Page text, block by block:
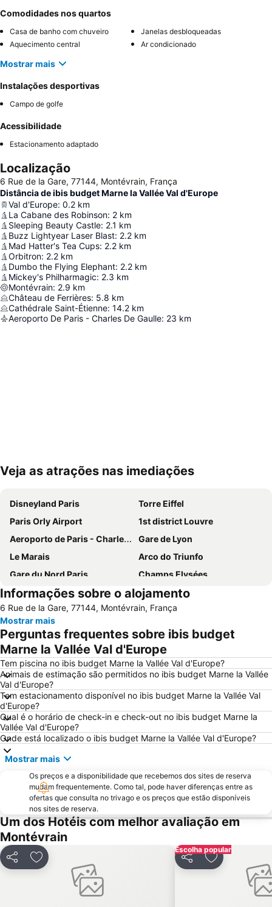
Comodidades nos quartos
Casa de banho com chuveiro
Janelas desbloqueadas
Aquecimento central
Ar condicionado
Mostrar mais
Instalações desportivas
Campo de golfe
Acessibilidade
Estacionamento adaptado
Localização
6 Rue de la Gare, 77144, Montévrain, França
Distância de ibis budget Marne la Vallée Val d'Europe
Val d'Europe: 0.2 km
La Cabane des Robinson: 2 km
Sleeping Beauty Castle: 2.1 km
Buzz Lightyear Laser Blast: 2.2 km
Mad Hatter's Tea Cups: 2.2 km
Orbitron: 2.2 km
Dumbo the Flying Elephant: 2.2 km
Mickey's Philharmagic: 2.3 km
Montévrain: 2.9 km
Château de Ferrières: 5.8 km
Cathédrale Saint-Étienne: 14.2 km
Aeroporto De Paris - Charles De Gaulle: 23 km
Ampliar mapa
Veja as atrações nas imediações
Disneyland Paris
Torre Eiffel
Paris Orly Airport
1st district Louvre
Aeroporto de Paris - Charles de Gaulle
Gare de Lyon
Le Marais
Arco do Triunfo
Gare du Nord Paris
Champs Elysées
58 tour eiffel
Quartier Latin
8th district Élysée
9th district Opéra
Museu do Louvre
6th district Luxembourg
Paris Expo Porte de Versailles 5th district Panthéon
Stade de France
Montparnasse
7th district Palais Bourbon
15th district Vaugirard
Disney Village
3rd district Temple
Bercy
14th district Observatoire
4th district Hôtel-de-Ville
Colina de Montmartre
18th district la Butte-Montmartre
2nd district la Bourse
Palais des Congrès de Paris
Palais Garnier Opera National de Paris
La Défense
Les Halles
Nation Metro Station
Galerias Lafayette Paris Haussmann
St-Germain-des-Prés
10th district Entrepôt
16th district Passy
Gare de Lyon Metro Station
Informações sobre o alojamento
6 Rue de la Gare, 77144, Montévrain, França
Mostrar mais
Perguntas frequentes sobre ibis budget
Marne la Vallée Val d'Europe
Tem piscina no ibis budget Marne la Vallée Val d'Europe?
Animais de estimação são permitidos no ibis budget Marne la Vallée
Val d'Europe?
Tem estacionamento disponível no ibis budget Marne la Vallée Val
d'Europe?
Qual é o horário de check-in e check-out no ibis budget Marne la
Vallée Val d'Europe?
Onde está localizado o ibis budget Marne la Vallée Val d'Europe?
Mostrar mais
Os preços e a disponibilidade que recebemos dos sites de reserva
mudam frequentemente. Como tal, pode haver diferenças entre as
ofertas que consulta no trivago e os preços que estão disponíveis
nos sites de reserva.
Um dos Hotéis com melhor avaliação em
Montévrain
PartilharAdicionar aos favoritos
Escolha popular
PartilharAdicionar